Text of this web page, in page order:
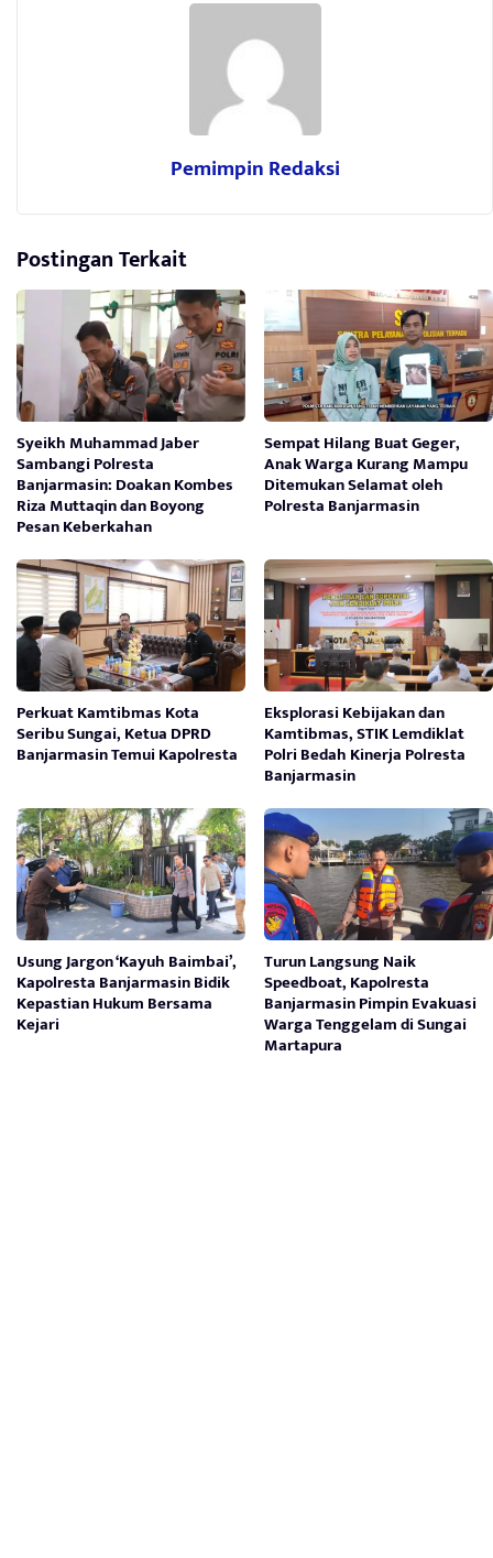
Pemimpin Redaksi
Postingan Terkait
Syeikh Muhammad Jaber
Sambangi Polresta
Banjarmasin: Doakan Kombes
Riza Muttaqin dan Boyong
Pesan Keberkahan
Sempat Hilang Buat Geger,
Anak Warga Kurang Mampu
Ditemukan Selamat oleh
Polresta Banjarmasin
Perkuat Kamtibmas Kota
Seribu Sungai, Ketua DPRD
Banjarmasin Temui Kapolresta
Eksplorasi Kebijakan dan
Kamtibmas, STIK Lemdiklat
Polri Bedah Kinerja Polresta
Banjarmasin
Usung Jargon ‘Kayuh Baimbai’,
Kapolresta Banjarmasin Bidik
Kepastian Hukum Bersama
Kejari
Turun Langsung Naik
Speedboat, Kapolresta
Banjarmasin Pimpin Evakuasi
Warga Tenggelam di Sungai
Martapura